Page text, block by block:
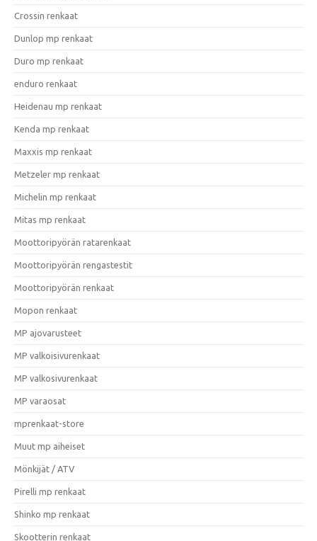
Crossin renkaat
Dunlop mp renkaat
Duro mp renkaat
enduro renkaat
Heidenau mp renkaat
Kenda mp renkaat
Maxxis mp renkaat
Metzeler mp renkaat
Michelin mp renkaat
Mitas mp renkaat
Moottoripyörän ratarenkaat
Moottoripyörän rengastestit
Moottoripyörän renkaat
Mopon renkaat
MP ajovarusteet
MP valkoisivurenkaat
MP valkosivurenkaat
MP varaosat
mprenkaat-store
Muut mp aiheiset
Mönkijät / ATV
Pirelli mp renkaat
Shinko mp renkaat
Skootterin renkaat